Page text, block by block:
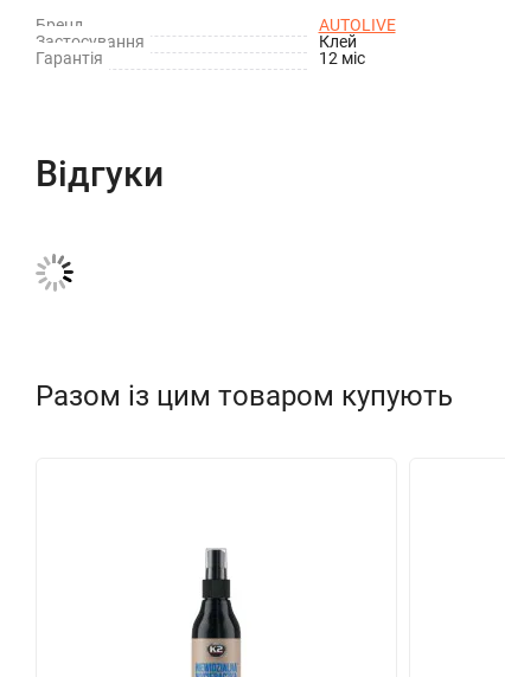
Бренд AUTOLIVE
Застосування
Клей
Гарантія
12 міс
Відгуки
Разом із цим товаром купують